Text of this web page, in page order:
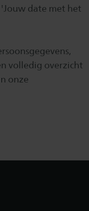
date met het
volledig overzicht
onze